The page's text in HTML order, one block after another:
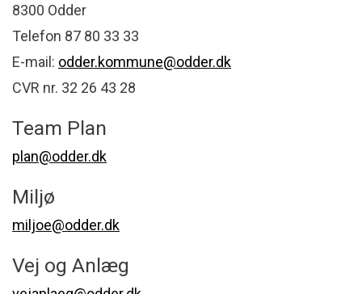
8300 Odder
Telefon 87 80 33 33
E-mail: odder.kommune@odder.dk
CVR nr. 32 26 43 28
Team Plan
plan@odder.dk
Miljø
miljoe@odder.dk
Vej og Anlæg